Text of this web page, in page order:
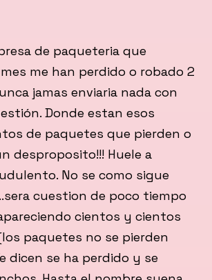
de paqueteria que
mes me han perdido o robado 2
jamas enviaria nada con
Donde estan esos
de paquetes que pierden o
desproposito!!! Huele a
No se como sigue
cuestion de poco tiempo
cientos y cientos
paquetes no se pierden
dicen se ha perdido y se